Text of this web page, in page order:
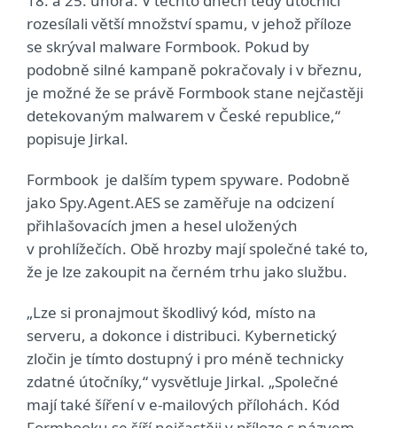
rozesílali větší množství spamu, v jehož příloze
se skrýval malware Formbook. Pokud by
podobně silné kampaně pokračovaly i v březnu,
je možné že se právě Formbook stane nejčastěji
detekovaným malwarem v České republice,“
popisuje Jirkal.
Formbook je dalším typem spyware. Podobně
jako Spy.Agent.AES se zaměřuje na odcizení
přihlašovacích jmen a hesel uložených
v prohlížečích. Obě hrozby mají společné také to,
že je lze zakoupit na černém trhu jako službu.
„Lze si pronajmout škodlivý kód, místo na
serveru, a dokonce i distribuci. Kybernetický
zločin je tímto dostupný i pro méně technicky
zdatné útočníky,“ vysvětluje Jirkal. „Společné
mají také šíření v e-mailových přílohách. Kód